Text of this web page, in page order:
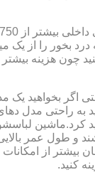
انتخاب کنید چون هزینه
اگر بخواهید یک
کرد.ماشین
و طول عمر
از امکانات
کنید.